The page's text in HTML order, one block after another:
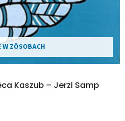
W ZÔSOBACH
Kaszub – Jerzi Samp